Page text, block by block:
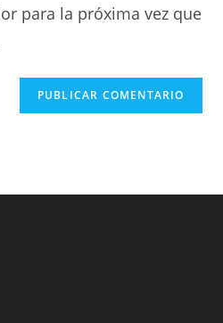
para la próxima vez que